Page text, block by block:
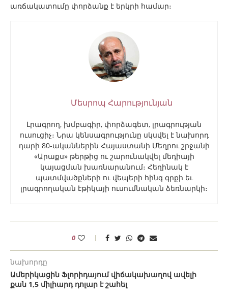
առճակատումը փորձանք է երկրի համար։
Մեսրոպ Հարությունյան
Լրագրող, խմբագիր, փորձագետ, լրագրության
ուսուցիչ։ Նրա կենսագրությունը սկսվել է նախորդ
դարի 80-ականներին Հայաստանի Մեղրու շրջանի
«Արաքս» թերթից ու շարունակվել մեդիայի
կայացման խառնարանում։ Հեղինակ է
պատմվածքների ու վեպերի հինգ գրքի եւ
լրագրողական էթիկայի ուսումնական ձեռնարկի։
0
նախորդը
Ամերիկացին Ֆլորիդայում վիճակախաղով ավելի
քան 1,5 միլիարդ դոլար է շահել